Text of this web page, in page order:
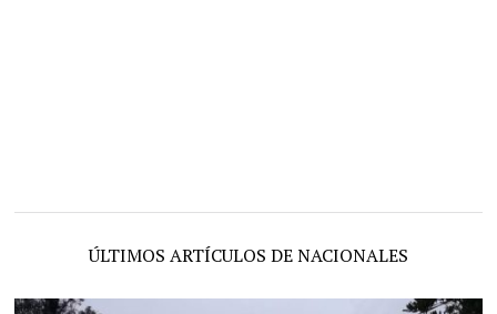
ÚLTIMOS ARTÍCULOS DE NACIONALES